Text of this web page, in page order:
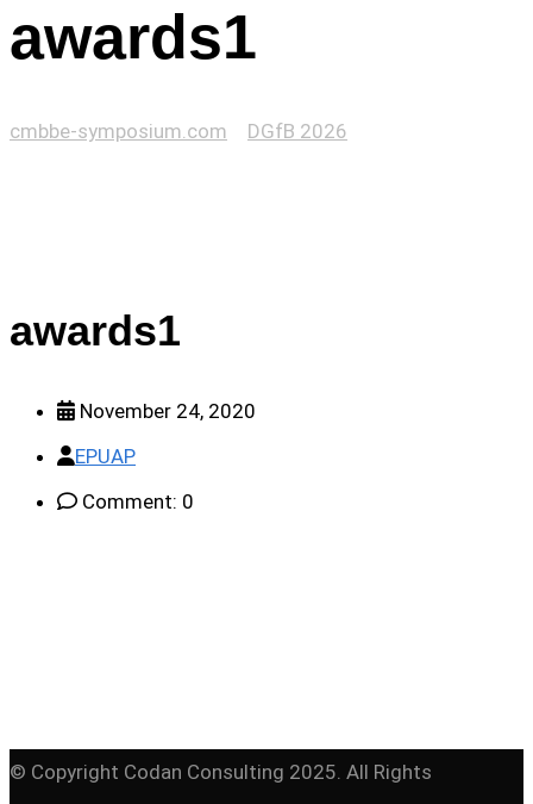
awards1
cmbbe-symposium.com DGfB 2026
awards1
November 24, 2020
EPUAP
Comment: 0
© Copyright Codan Consulting 2025. All Rights